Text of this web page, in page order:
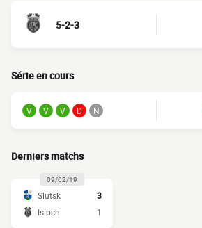
5-2-3
Série en cours
V V V D N
Derniers matchs
09/02/19
Slutsk
3
Isloch
1